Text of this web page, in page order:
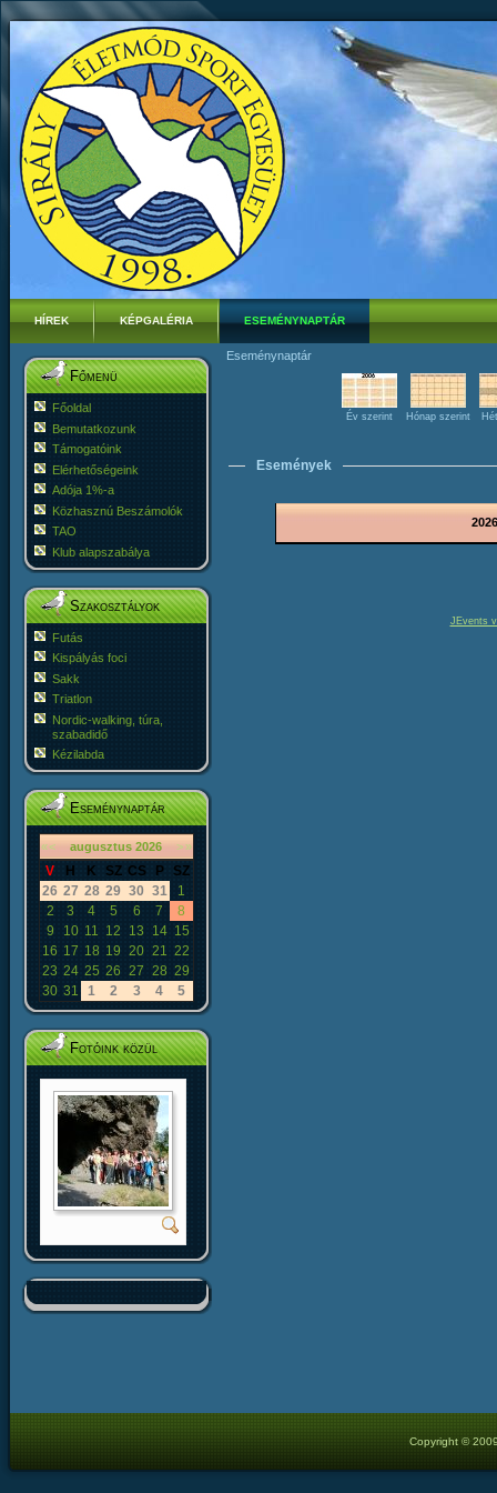
HÍREK KÉPGALÉRIA ESEMÉNYNAPTÁR
Főmenü
Főoldal
Bemutatkozunk
Támogatóink
Elérhetőségeink
Adója 1%-a
Közhasznú Beszámolók
TAO
Klub alapszabálya
Szakosztályok
Futás
Kispályás foci
Sakk
Triatlon
Nordic-walking, túra,
szabadidő
Kézilabda
Eseménynaptár
«< augusztus 2026 >»
V H K SZ CS P
SZ
26 27 28 29 30 31
1
2
3 4 5 6 7
8
9
10 11 12 13 14 15
16 17 18 19 20 21 22
23 24 25 26 27 28 29
30 31 1 2 3 4 5
Fotóink közül
Eseménynaptár
Év szerint Hónap szerint
Események
JEvents
Copyright ©